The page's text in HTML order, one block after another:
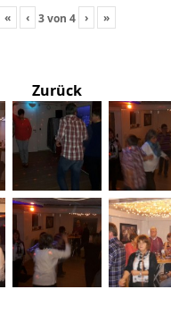
« ‹ 3von 4 › »
Zurück